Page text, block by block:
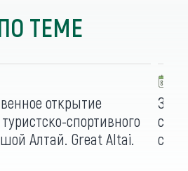
ТЕМЕ
открытие
спортивного
Алтай. Great Altai.